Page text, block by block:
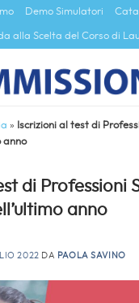
Demo Simulatori
alla Scelta del Corso di
» Iscrizioni al test di
anno
di Professioni
anno
2022 DA PAOLA SAVINO